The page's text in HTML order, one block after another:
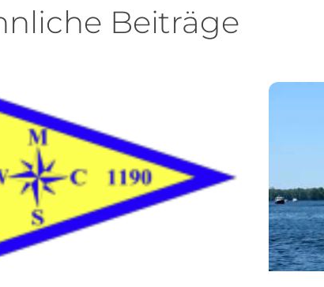
Beiträge